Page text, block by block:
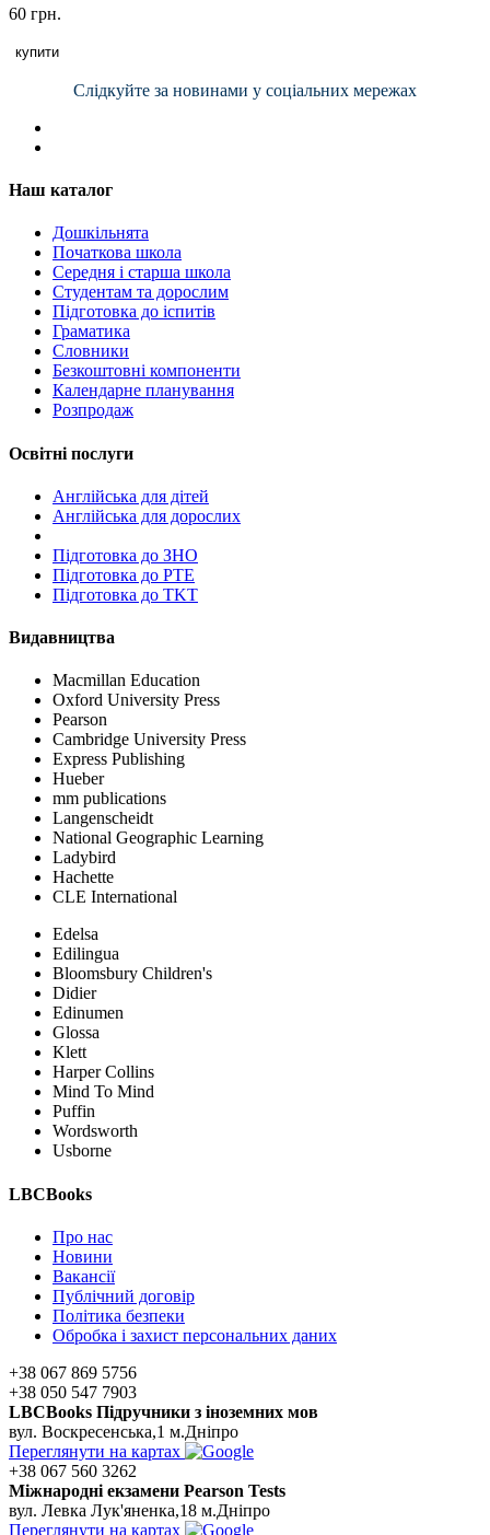
60 грн.
купити
Слідкуйте за новинами у соціальних мережах
Наш каталог
Дошкільнята
Початкова школа
Середня і старша школа
Студентам та дорослим
Підготовка до іспитів
Граматика
Словники
Безкоштовні компоненти
Календарне планування
Розпродаж
Освітні послуги
Англійська для дітей
Англійська для дорослих
Пiдготовка до ЗНО
Підготовка до PTE
Підготовка до TKT
Видавництва
Macmillan Education
Oxford University Press
Pearson
Cambridge University Press
Express Publishing
Hueber
mm publications
Langenscheidt
National Geographic Learning
Ladybird
Hachette
CLE International
Edelsa
Edilingua
Bloomsbury Children's
Didier
Edinumen
Glossa
Klett
Harper Collins
Mind To Mind
Puffin
Wordsworth
Usborne
LBCBooks
Про нас
Новини
Вакансії
Публічний договір
Політика безпеки
Обробка і захист персональних даних
+38 067 869 5756
+38 050 547 7903
LBCBooks Підручники з іноземних мов
вул. Воскресенська,1 м.Дніпро
Переглянути на картах
+38 067 560 3262
Мiжнароднi екзамени Pearson Tests
вул. Левка Лук'яненка,18 м.Дніпро
Переглянути на картах